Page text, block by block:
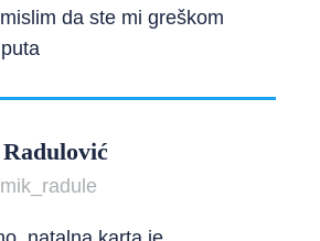
da ste mi greškom
Radulović